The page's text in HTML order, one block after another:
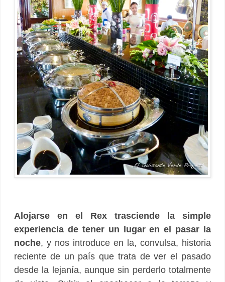
Alojarse en el Rex trasciende la simple
experiencia de tener un lugar en el pasar la
noche, y nos introduce en la, convulsa, historia
reciente de un país que trata de ver el pasado
desde la lejanía, aunque sin perderlo totalmente